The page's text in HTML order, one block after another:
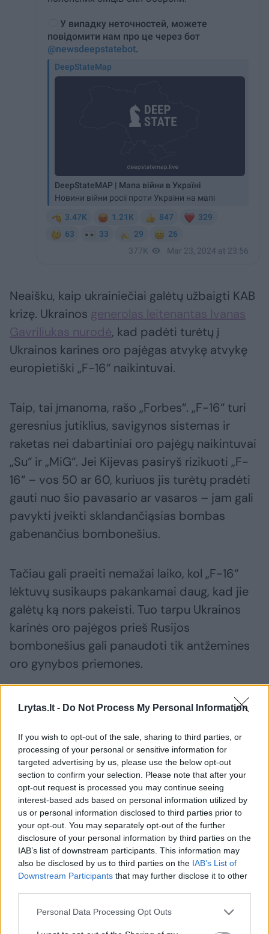
Lrytas.lt - Do Not Process My Personal Information
If you wish to opt-out of the sale, sharing to third parties, or
processing of your personal or sensitive information for
targeted advertising by us, please use the below opt-out
section to confirm your selection. Please note that after your
opt-out request is processed you may continue seeing
interest-based ads based on personal information utilized by
us or personal information disclosed to third parties prior to
your opt-out. You may separately opt-out of the further
disclosure of your personal information by third parties on the
IAB’s list of downstream participants. This information may
also be disclosed by us to third parties on the IAB’s List of
Downstream Participants that may further disclose it to other
Personal Data Processing Opt Outs
Neaišku, kaip ukrainiečiai galėtų užbaigti KAB
krizę. Ukrainos generolas leitenantas Ivanas
Gavriliukas nurodė, kad padėti turėtų į
Ukrainos karines oro pajėgas atvykę atvykę
europietiški „F-16“ naikintuvai.
Taip, tai įmanoma, rašo „Forbes“. „F-16“ turi
geresnius jutiklius, savigynos sistemas ir
raketas nei dabartiniai oro pajėgų naikintuvai
„Su“ ir „MiG“. Jei Kijevas pasiryš rizikuoti „F-
16“ – vos 50 ar 60, kuriuos jis turėtų pradėti
gauti nuo šio pavasario ar vasaros – jam gali
pavykti įveikti sklandančiąsias bombas
gabenančius bombonešius.
Tačiau gali praeiti nemažai laiko, kol „F-16“
lėktuvų susikaups pakankamai daug, kad jie
galėtų ką nors pakeisti. Tuo tarpu Ukrainos
karinės oro pajėgos prieš Rusijos
bombonešius gali panaudoti tik antžemines
oro gynybos priemones.
Neskaitant rizikos oro gynybos įguloms, šios
raketų, teigia I. Gavriliukas.
Tai akivaizdi užuomina į geriausias oro pajėgų
raketas „Patriot“, kurios dažniausiai
gaminamos Jungtinėse Valstijose. Jei JAV
respublikonai nenusileis ir nepatvirtins ilgai
atidėliojamo 61 mlrd. dolerių finansavimo
Ukrainos karo veiksmams, ukrainiečiai gali
kad galėtų pasipriešinti sparnuotosioms